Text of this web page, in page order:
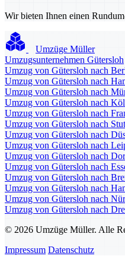
Wir bieten Ihnen einen
Umzüge Müller
Umzugsunternehmen Gütersloh
Umzug von Gütersloh nach
Umzug von Gütersloh nach
Umzug von Gütersloh nach
Umzug von Gütersloh nach
Umzug von Gütersloh nach
Umzug von Gütersloh nach
Umzug von Gütersloh nach
Umzug von Gütersloh nach
Umzug von Gütersloh nach
Umzug von Gütersloh nach
Umzug von Gütersloh nach
Umzug von Gütersloh nach
Umzug von Gütersloh nach
Umzug von Gütersloh nach
© 2026 Umzüge Müller. Alle
Impressum Datenschutz